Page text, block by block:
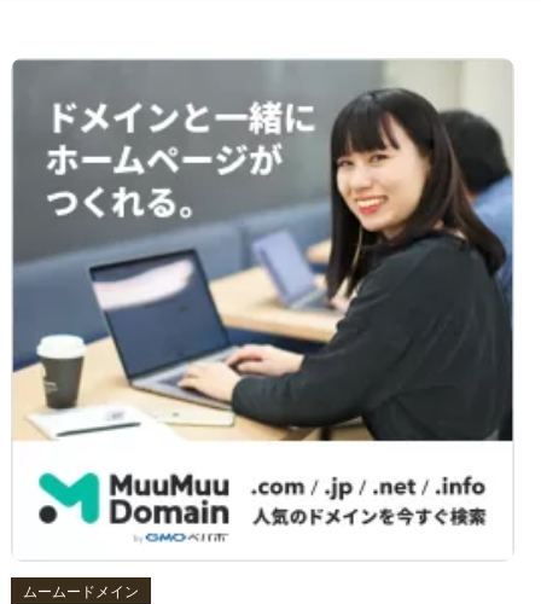
ムームードメイン